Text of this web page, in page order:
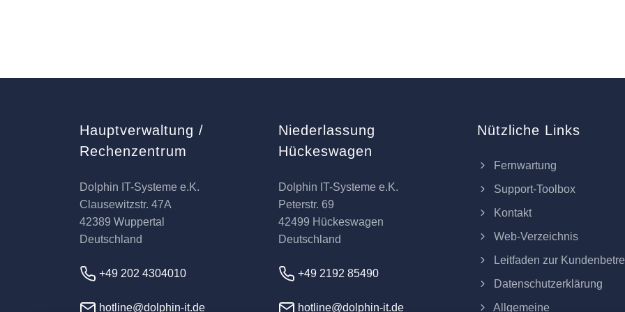
Hauptverwaltung /
Rechenzentrum
Dolphin IT-Systeme e.K.
Clausewitzstr. 47A
42389 Wuppertal
Deutschland
+49 202 4304010
hotline@dolphin-it.de
Niederlassung
Hückeswagen
Dolphin IT-Systeme e.K.
Peterstr. 69
42499 Hückeswagen
Deutschland
+49 2192 85490
hotline@dolphin-it.de
Nützliche Links
Fernwartung
Support-Toolbox
Kontakt
Web-Verzeichnis
Leitfaden zur
Datenschutzerklärung
Allgemeine